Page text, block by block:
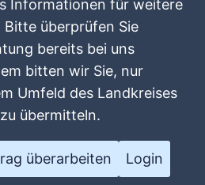
Informationen für weitere
überprüfen Sie
bereits bei uns
bitten wir Sie, nur
Umfeld des Landkreises
übermitteln.
überarbeiten Login